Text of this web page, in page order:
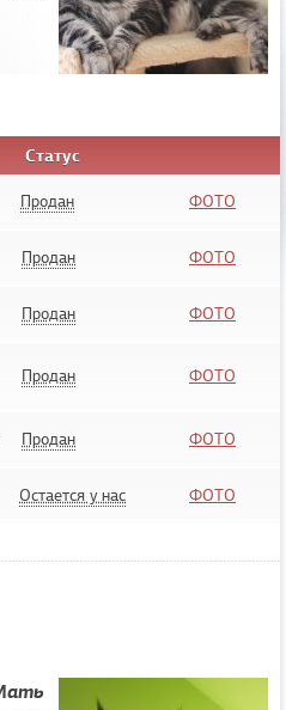
Статус
Продан ФОТО
Продан ФОТО
Продан ФОТО
Продан ФОТО
Продан ФОТО
Остается у нас ФОТО